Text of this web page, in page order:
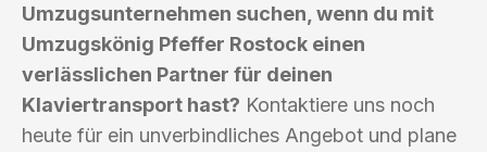
Umzugsunternehmen suchen, wenn du mit
Umzugskönig Pfeffer Rostock einen
verlässlichen Partner für deinen
Klaviertransport hast? Kontaktiere uns noch
heute für ein unverbindliches Angebot und plane